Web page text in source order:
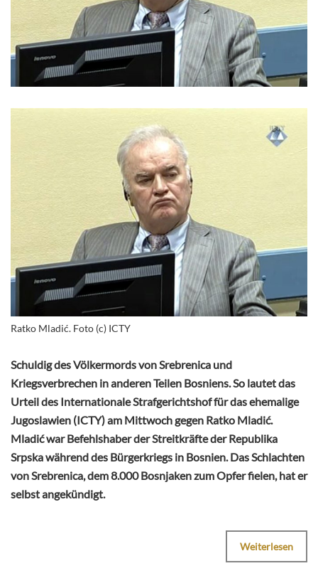
Ratko Mladić. Foto (c) ICTY
Schuldig des Völkermords von Srebrenica und
Kriegsverbrechen in anderen Teilen Bosniens. So lautet das
Urteil des Internationale Strafgerichtshof für das ehemalige
Jugoslawien (ICTY) am Mittwoch gegen Ratko Mladić.
Mladić war Befehlshaber der Streitkräfte der Republika
Srpska während des Bürgerkriegs in Bosnien. Das Schlachten
von Srebrenica, dem 8.000 Bosnjaken zum Opfer fielen, hat er
selbst angekündigt.
Weiterlesen